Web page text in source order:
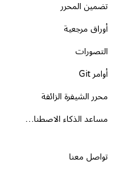
تضمين المحرر
أوراق مرجعية
التصورات
أوامر Git
محرر الشيفرة الزائفة
مساعد الذكاء الاصطناعي
تواصل معنا